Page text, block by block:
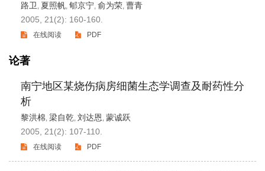
路卫 , 夏照帆, 郇京宁, 俞为荣, 曹青
2005, 21(2): 160-160.
在线阅读 PDF
论著
南宁地区某烧伤病房细菌生态学调查及耐药性分
析
黎洪棉, 梁自乾, 刘达恩 , 蒙诚跃
2005, 21(2): 107-110.
在线阅读 PDF